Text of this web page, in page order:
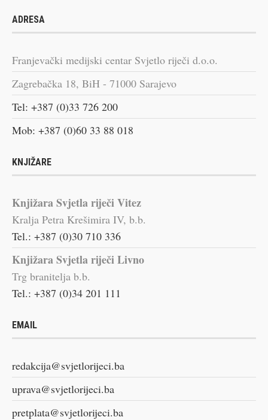
ADRESA
Franjevački medijski centar Svjetlo riječi d.o.o.
Zagrebačka 18, BiH - 71000 Sarajevo
Tel: +387 (0)33 726 200
Mob: +387 (0)60 33 88 018
KNJIŽARE
Knjižara Svjetla riječi Vitez
Kralja Petra Krešimira IV, b.b.
Tel.: +387 (0)30 710 336
Knjižara Svjetla riječi Livno
Trg branitelja b.b.
Tel.: +387 (0)34 201 111
EMAIL
redakcija@svjetlorijeci.ba
uprava@svjetlorijeci.ba
pretplata@svjetlorijeci.ba